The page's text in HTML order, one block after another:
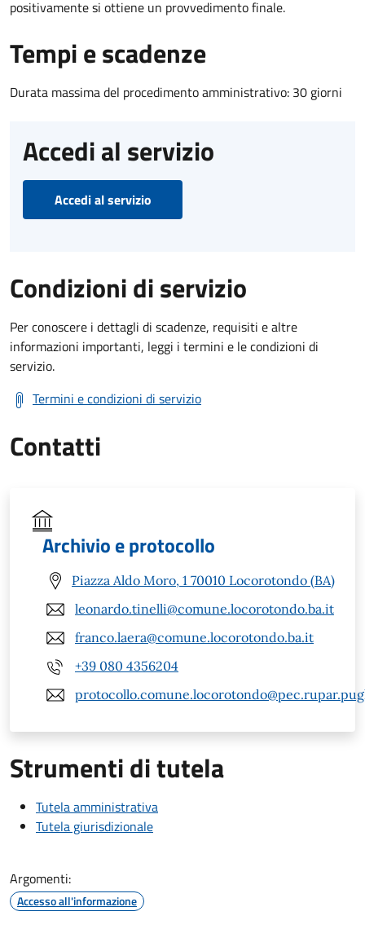
positivamente si ottiene un provvedimento finale.
Tempi e scadenze
Durata massima del procedimento amministrativo: 30 giorni
Accedi al servizio
Accedi al servizio
Condizioni di servizio
Per conoscere i dettagli di scadenze, requisiti e altre
informazioni importanti, leggi i termini e le condizioni di
servizio.
Termini e condizioni di servizio
Contatti
Archivio e protocollo
Piazza Aldo Moro, 1 70010 Locorotondo (BA)
leonardo.tinelli@comune.locorotondo.ba.it
franco.laera@comune.locorotondo.ba.it
+39 080 4356204
Strumenti di tutela
Tutela amministrativa
Tutela giurisdizionale
Argomenti:
Accesso all'informazione